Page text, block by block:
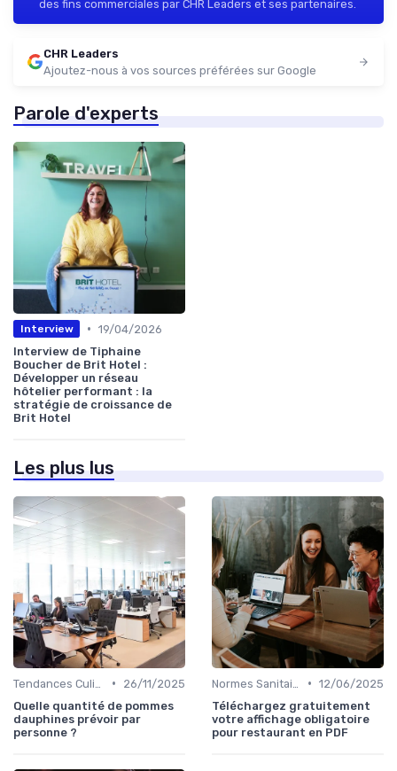
des fins commerciales par CHR Leaders et ses partenaires.
CHR Leaders
Ajoutez-nous à vos sources préférées sur Google
Parole d'experts
Interview • 19/04/2026
Interview de Tiphaine
Boucher de Brit Hotel :
Développer un réseau
hôtelier performant : la
stratégie de croissance de
Brit Hotel
Les plus lus
•
26/11/2025
Quelle quantité de pommes
dauphines prévoir par
personne ?
• 12/06/2025
Téléchargez gratuitement
votre affichage obligatoire
pour restaurant en PDF